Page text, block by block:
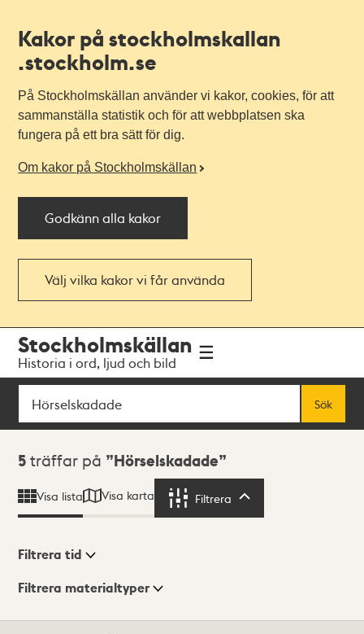
Kakor på stockholmskallan
.stockholm.se
På Stockholmskällan använder vi kakor, cookies, för att
sammanställa statistik och för att webbplatsen ska
fungera på ett bra sätt för dig.
Om kakor på Stockholmskällan
Godkänn alla kakor
Välj vilka kakor vi får använda
navigationen
huvudinnehållet
Stockholmskällan
Historia i ord, ljud och bild
Sök
Sök
Sökresultat
5 träffar på Hörselskadade
Visa lista Visa karta Filtrera
Visningsläge
Filtrera tid
Filtrera materialtyper